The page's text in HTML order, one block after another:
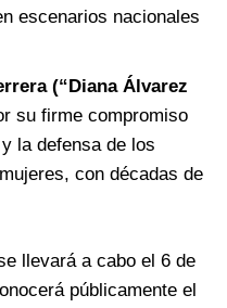
escenarios nacionales
(“Diana Álvarez
su firme compromiso
la defensa de los
con décadas de
llevará a cabo el 6 de
públicamente el